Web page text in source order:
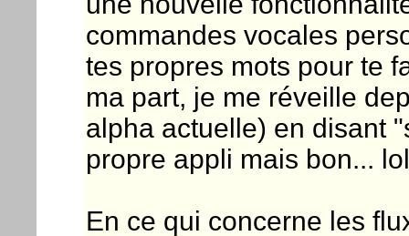
commandes vocales
tes propres mots pour te
ma part, je me réveille
alpha actuelle) en disant
propre appli mais bon...
En ce qui concerne les